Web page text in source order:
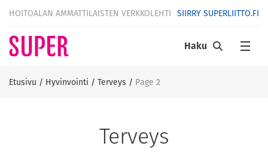
HOITOALAN AMMATTILAISTEN VERKKOLEHTI SIIRRY SUPERLIITTO.FI
Haku
Etusivu / Hyvinvointi / Terveys / Page 2
Terveys